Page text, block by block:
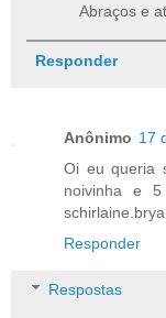
Abraços e
Responder
Anônimo 17
Oi eu queria
noivinha e
Responder
Respostas